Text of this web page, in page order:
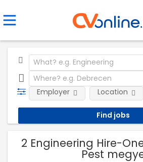
Employer Location
2 Engineering Hire-
Pest